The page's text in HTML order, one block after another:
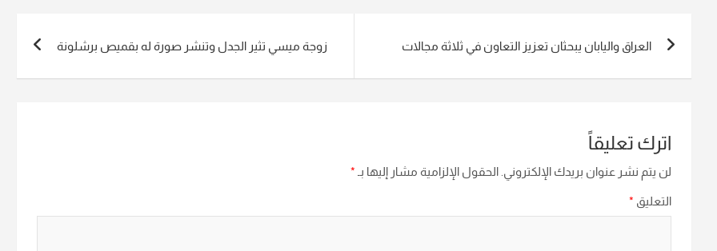
المقالات
العراق واليابان يبحثان تعزيز التعاون في ثلاثة مجالات زوجة ميسي تثير الجدل وتنشر صورة له بقميص برشلونة
اترك تعليقاً
لن يتم نشر عنوان بريدك الإلكتروني. الحقول الإلزامية مشار إليها بـ *
التعليق *